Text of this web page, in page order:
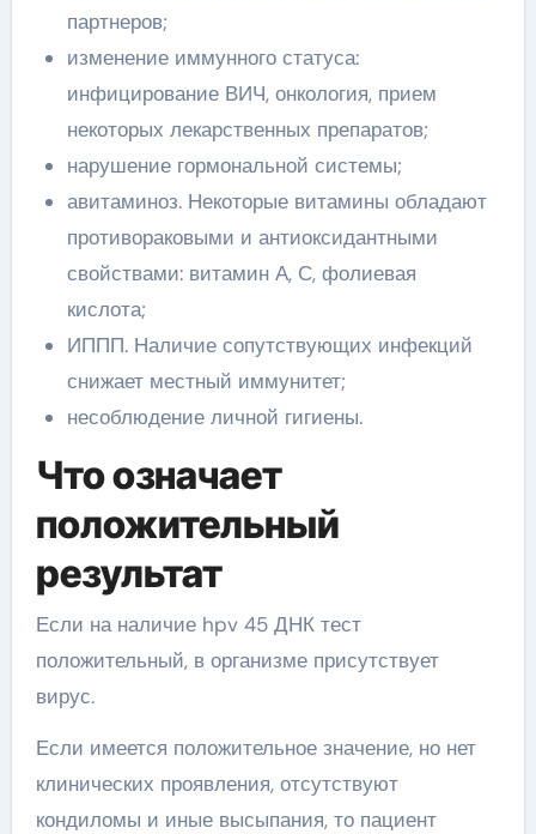
партнеров;
изменение иммунного статуса:
инфицирование ВИЧ, онкология, прием
некоторых лекарственных препаратов;
нарушение гормональной системы;
авитаминоз. Некоторые витамины обладают
противораковыми и антиоксидантными
свойствами: витамин А, С, фолиевая
кислота;
ИППП. Наличие сопутствующих инфекций
снижает местный иммунитет;
несоблюдение личной гигиены.
Что означает
положительный
результат
Если на наличие hpv 45 ДНК тест
положительный, в организме присутствует
вирус.
Если имеется положительное значение, но нет
клинических проявления, отсутствуют
кондиломы и иные высыпания, то пациент